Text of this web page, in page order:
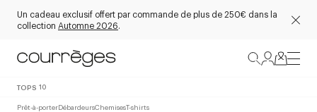
Un cadeau exclusif offert par commande de plus de 250€ dans la
collection Automne 2026.
TOPS 10
Prêt-à-porterDébardeursChemisesT-shirts